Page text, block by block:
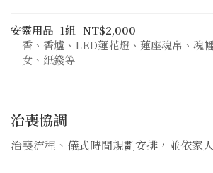
安靈用品 1組 NT$2,000
香、香爐、LED蓮花燈、蓮座魂帛、魂
女、紙錢等
治喪協調
治喪流程、儀式時間規劃安排，並依家